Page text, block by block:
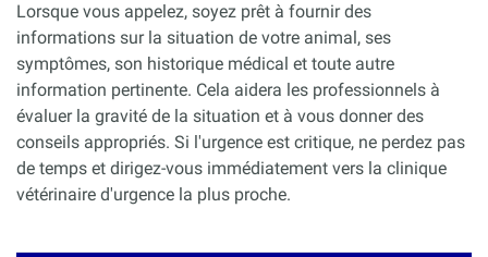
Lorsque vous appelez, soyez prêt à fournir des
informations sur la situation de votre animal, ses
symptômes, son historique médical et toute autre
information pertinente. Cela aidera les professionnels à
évaluer la gravité de la situation et à vous donner des
conseils appropriés. Si l'urgence est critique, ne perdez pas
de temps et dirigez-vous immédiatement vers la clinique
vétérinaire d'urgence la plus proche.